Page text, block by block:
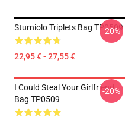
Sturniolo Triplets Bag TP0509
22,95 € - 27,55 €
-20%
I Could Steal Your Girlfriend
Bag TP0509
-20%